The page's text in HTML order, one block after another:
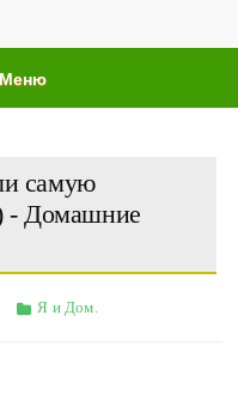
самую
- Домашние
Я и Дом.